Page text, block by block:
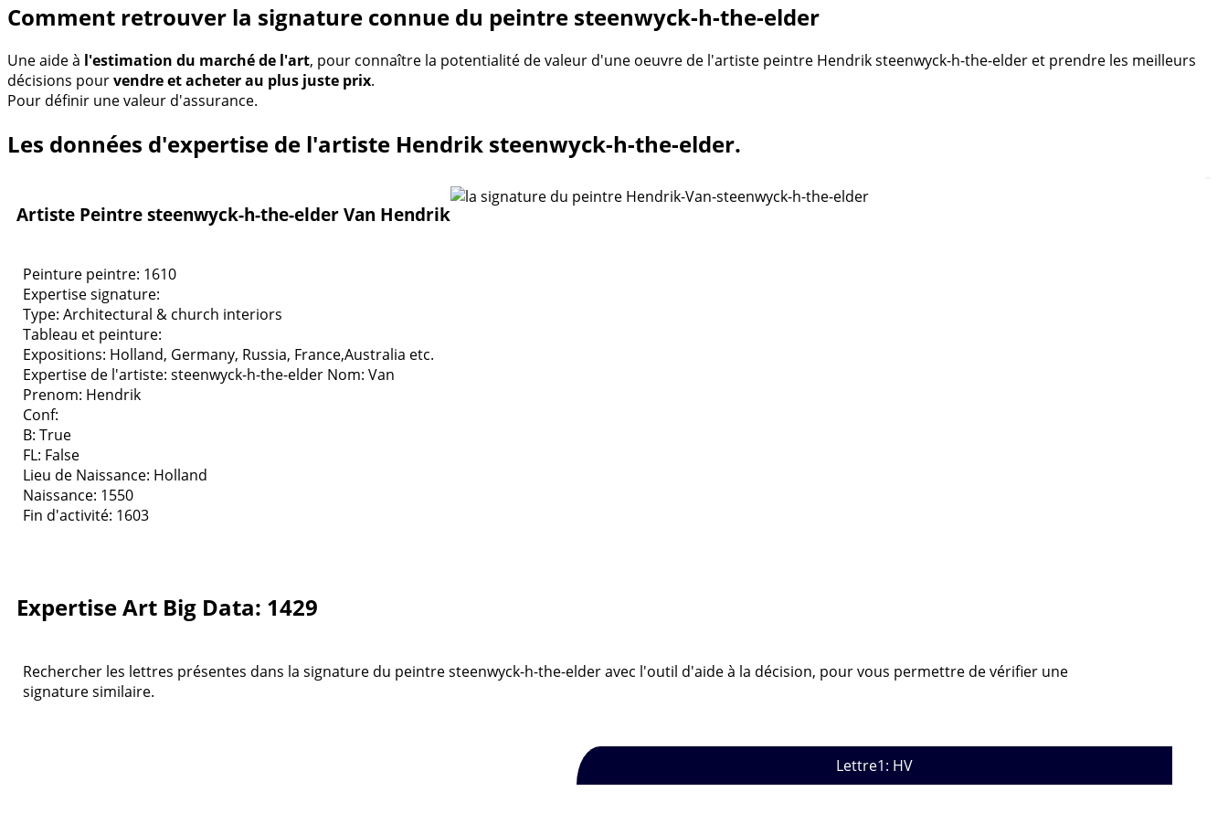
Comment retrouver la signature connue du peintre steenwyck-h-the-elder
Une aide à l'estimation du marché de l'art, pour connaître la potentialité de valeur d'une oeuvre de l'artiste peintre Hendrik steenwyck-h-the-elder et prendre les meilleurs
décisions pourvendre et acheter au plus juste prix.
Pour définir une valeur d'assurance.
Les données d'expertise de l'artiste Hendrik steenwyck-h-the-elder.
Artiste Peintre steenwyck-h-the-elder Van Hendrik
Peinture peintre: 1610
Expertise signature:
Type: Architectural & church interiors
Tableau et peinture:
Expositions: Holland, Germany, Russia, France,Australia etc.
Expertise de l'artiste: steenwyck-h-the-elder Nom: Van
Prenom: Hendrik
Conf:
B: True
FL: False
Lieu de Naissance: Holland
Naissance: 1550
Fin d'activité: 1603
Expertise Art Big Data: 1429
Rechercher les lettres présentes dans la signature du peintre steenwyck-h-the-elder avec l'outil d'aide à la décision, pour vous permettre de vérifier une
signature similaire.
Lettre1: HV